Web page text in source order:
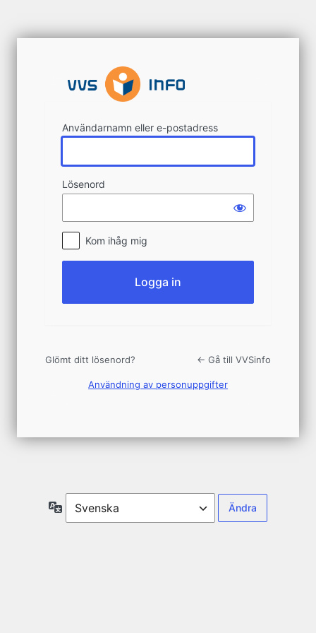
in
Användarnamn eller e-postadress
Lösenord
Kom ihåg mig
Glömt ditt lösenord? ← Gå till VVSinfo
Användning av personuppgifter
Språk